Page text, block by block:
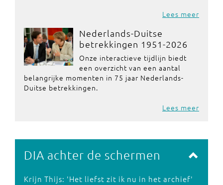
Lees meer
Nederlands-Duitse
betrekkingen 1951-2026
Onze interactieve tijdlijn biedt
een overzicht van een aantal
belangrijke momenten in 75 jaar Nederlands-
Duitse betrekkingen.
Lees meer
DIA achter de schermen
Krijn Thijs: 'Het liefst zit ik nu in het archief'